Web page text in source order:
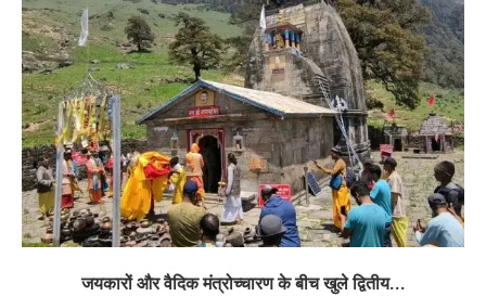
जयकारों और वैदिक मंत्रोच्चारण के बीच खुले द्वितीय...